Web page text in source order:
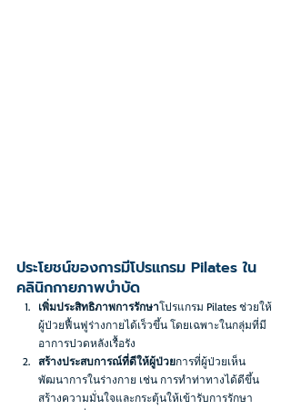
ประโยชน์ของการมีโปรแกรม Pilates ใน
คลินิกกายภาพบำบัด
เพิ่มประสิทธิภาพการรักษาโปรแกรม Pilates ช่วยให้
ผู้ป่วยฟื้นฟูร่างกายได้เร็วขึ้น โดยเฉพาะในกลุ่มที่มี
อาการปวดหลังเรื้อรัง
สร้างประสบการณ์ที่ดีให้ผู้ป่วยการที่ผู้ป่วยเห็น
พัฒนาการในร่างกาย เช่น การทำท่าทางได้ดีขึ้น
สร้างความมั่นใจและกระตุ้นให้เข้ารับการรักษา